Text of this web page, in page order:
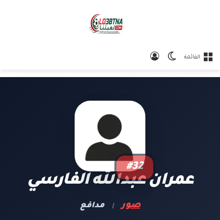
القائمة الوضع المظلم
#32
عمران عبدالله الفارسي
صور | مدافع